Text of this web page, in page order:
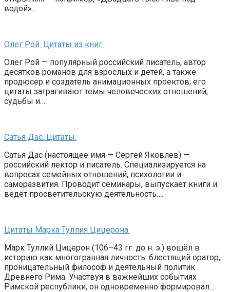
водой»…
Олег Рой. Цитаты из книг.
Олег Рой — популярный российский писатель, автор
десятков романов для взрослых и детей, а также
продюсер и создатель анимационных проектов; его
цитаты затрагивают темы человеческих отношений,
судьбы и…
Сатья Дас. Цитаты.
Сатья Дас (настоящее имя — Сергей Яковлев) —
российский лектор и писатель. Специализируется на
вопросах семейных отношений, психологии и
саморазвития. Проводит семинары, выпускает книги и
ведёт просветительскую деятельность….
Цитаты Марка Туллия Цицерона.
Марк Туллий Цицерон (106–43 гг. до н. э.) вошёл в
историю как многогранная личность: блестящий оратор,
проницательный философ и деятельный политик
Древнего Рима. Участвуя в важнейших событиях
Римской республики, он одновременно формировал…